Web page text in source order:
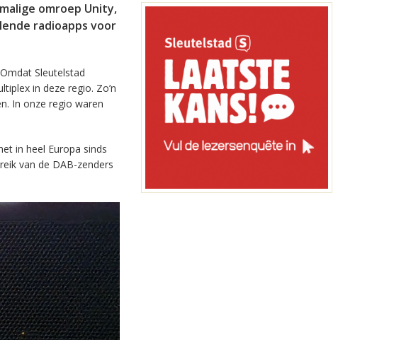
omroep Unity,
radioapps voor
Sleutelstad
in deze regio. Zo’n
In onze regio waren
in heel Europa sinds
van de DAB-zenders